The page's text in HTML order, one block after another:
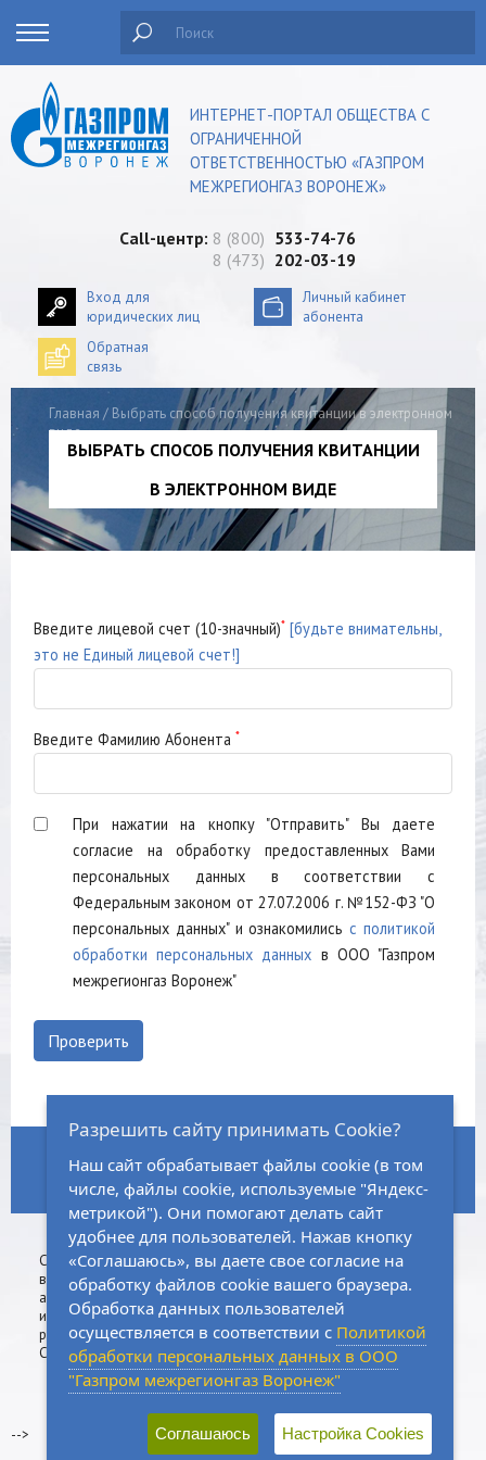
ИНТЕРНЕТ-ПОРТАЛ ОБЩЕСТВА С
ОГРАНИЧЕННОЙ
ОТВЕТСТВЕННОСТЬЮ «ГАЗПРОМ
МЕЖРЕГИОНГАЗ ВОРОНЕЖ»
Сall-центр: 8 (800) 533-74-76
8 (473) 202-03-19
Вход для
юридических лиц
Личный кабинет
абонента
Обратная
связь
Поиск
Главная / Выбрать способ получения квитанции в электронном
виде
ВЫБРАТЬ СПОСОБ ПОЛУЧЕНИЯ КВИТАНЦИИ
В ЭЛЕКТРОННОМ ВИДЕ
Введите лицевой счет (10-значный)* [будьте внимательны,
это не Единый лицевой счет!]
Введите Фамилию Абонента *
При нажатии на кнопку "Отправить" Вы даете
согласие на обработку предоставленных Вами
персональных данных в соответствии с
Федеральным законом от 27.07.2006 г. №152-ФЗ "О
персональных данных" и ознакомилисьс политикой
обработки персональных данных в ООО "Газпром
межрегионгаз Воронеж"
Проверить
КАРТА САЙТА ВАКАНСИИ КОНТАКТЫ
Сделано
в
агентстве
интернет-
рекламы
CoffeeStudio
Физическим
лицам
Юридическим
лицам
Сall-центр:8 (800) 533-74-76
8 (473) 202-03-19
© 2026, ООО «ГАЗПРОМ МЕЖРЕГИОНГАЗ ВОРОНЕЖ»
-->
Разрешить сайту принимать Cookie?
Наш сайт обрабатывает файлы cookie (в том
числе, файлы cookie, используемые "Яндекс-
метрикой"). Они помогают делать сайт
удобнее для пользователей. Нажав кнопку
«Соглашаюсь», вы даете свое согласие на
обработку файлов cookie вашего браузера.
Обработка данных пользователей
осуществляется в соответствии с Политикой
обработки персональных данных в ООО
"Газпром межрегионгаз Воронеж"
Соглашаюсь Настройка Cookies